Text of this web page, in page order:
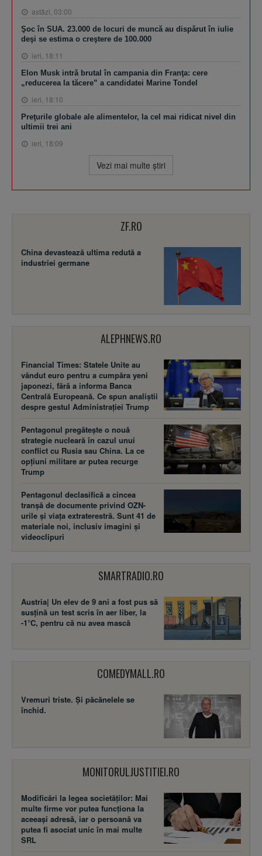
astăzi, 03:00
Şoc în SUA. 23.000 de locuri de muncă au dispărut în iulie
deşi se estima o creştere de 100.000
ieri, 18:11
Elon Musk intră brutal în campania din Franţa: cere
„reducerea la tăcere” a candidatei Marine Tondel
ieri, 18:10
Preţurile globale ale alimentelor, la cel mai ridicat nivel din
ultimii trei ani
ieri, 18:09
Vezi mai multe ştiri
ZF.RO
China devastează ultima redută a
industriei germane
ALEPHNEWS.RO
Financial Times: Statele Unite au
vândut euro pentru a cumpăra yeni
japonezi, fără a informa Banca
Centrală Europeană. Ce spun analiștii
despre gestul Administrației Trump
Pentagonul pregătește o nouă
strategie nucleară în cazul unui
conflict cu Rusia sau China. La ce
opțiuni militare ar putea recurge
Trump
Pentagonul declasifică a cincea
tranșă de documente privind OZN-
urile și viața extraterestră. Sunt 41 de
materiale noi, inclusiv imagini și
videoclipuri
SMARTRADIO.RO
Austria| Un elev de 9 ani a fost pus să
susţină un test scris în aer liber, la
-1°C, pentru că nu avea mască
COMEDYMALL.RO
Vremuri triste. Şi păcănelele se
închid.
MONITORULJUSTITIEI.RO
Modificări la legea societăţilor: Mai
multe firme vor putea funcţiona la
aceeaşi adresă, iar o persoană va
putea fi asociat unic în mai multe
SRL